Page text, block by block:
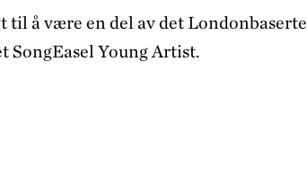
å være en del av det Londonbaserte
Young Artist.